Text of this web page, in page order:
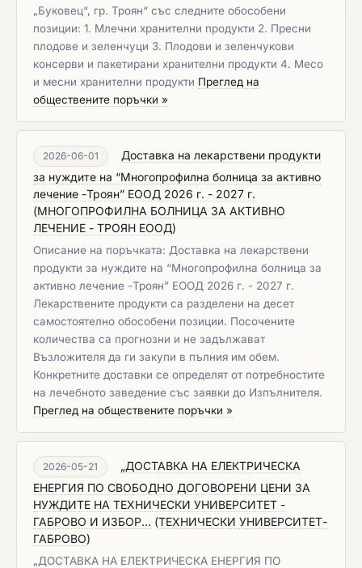
„Буковец“, гр. Троян“ със следните обособени
позиции: 1. Млечни хранителни продукти 2. Пресни
плодове и зеленчуци 3. Плодови и зеленчукови
консерви и пакетирани хранителни продукти 4. Месо
и месни хранителни продукти Преглед на
обществените поръчки »
2026-06-01
Доставка на лекарствени продукти
за нуждите на “Многопрофилна болница за активно
лечение -Троян” ЕООД 2026 г. - 2027 г.
(МНОГОПРОФИЛНА БОЛНИЦА ЗА АКТИВНО
ЛЕЧЕНИЕ - ТРОЯН ЕООД)
Описание на поръчката: Доставка на лекарствени
продукти за нуждите на “Многопрофилна болница за
активно лечение -Троян” ЕООД 2026 г. - 2027 г.
Лекарствените продукти са разделени на десет
самостоятелно обособени позиции. Посочените
количества са прогнозни и не задължават
Възложителя да ги закупи в пълния им обем.
Конкретните доставки се определят от потребностите
на лечебното заведение със заявки до Изпълнителя.
Преглед на обществените поръчки »
2026-05-21
„ДОСТАВКА НА ЕЛЕКТРИЧЕСКА
ЕНЕРГИЯ ПО СВОБОДНО ДОГОВОРЕНИ ЦЕНИ ЗА
НУЖДИТЕ НА ТЕХНИЧЕСКИ УНИВЕРСИТЕТ -
ГАБРОВО И ИЗБОР... (ТЕХНИЧЕСКИ УНИВЕРСИТЕТ-
ГАБРОВО)
„ДОСТАВКА НА ЕЛЕКТРИЧЕСКА ЕНЕРГИЯ ПО